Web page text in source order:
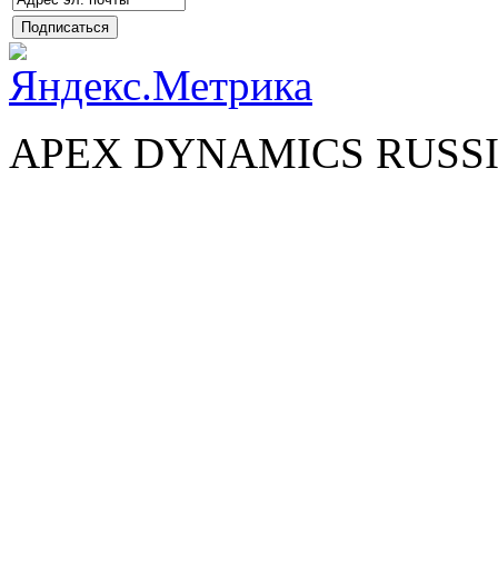
APEX DYNAMICS